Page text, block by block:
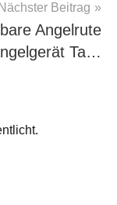
Nächster Beitrag
Angelrute
Ta…